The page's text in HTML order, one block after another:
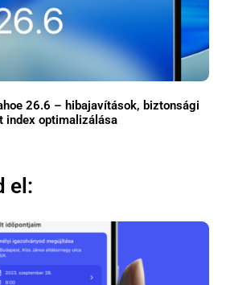
26.6 – hibajavítások, biztonsági
index optimalizálása
el: